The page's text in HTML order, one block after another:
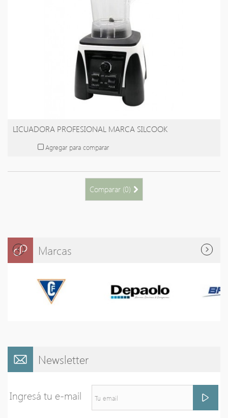
LICUADORA PROFESIONAL MARCA SILCOOK
Agregar para comparar
Comparar (0)
Marcas
Newsletter
Ingresá tu e-mail